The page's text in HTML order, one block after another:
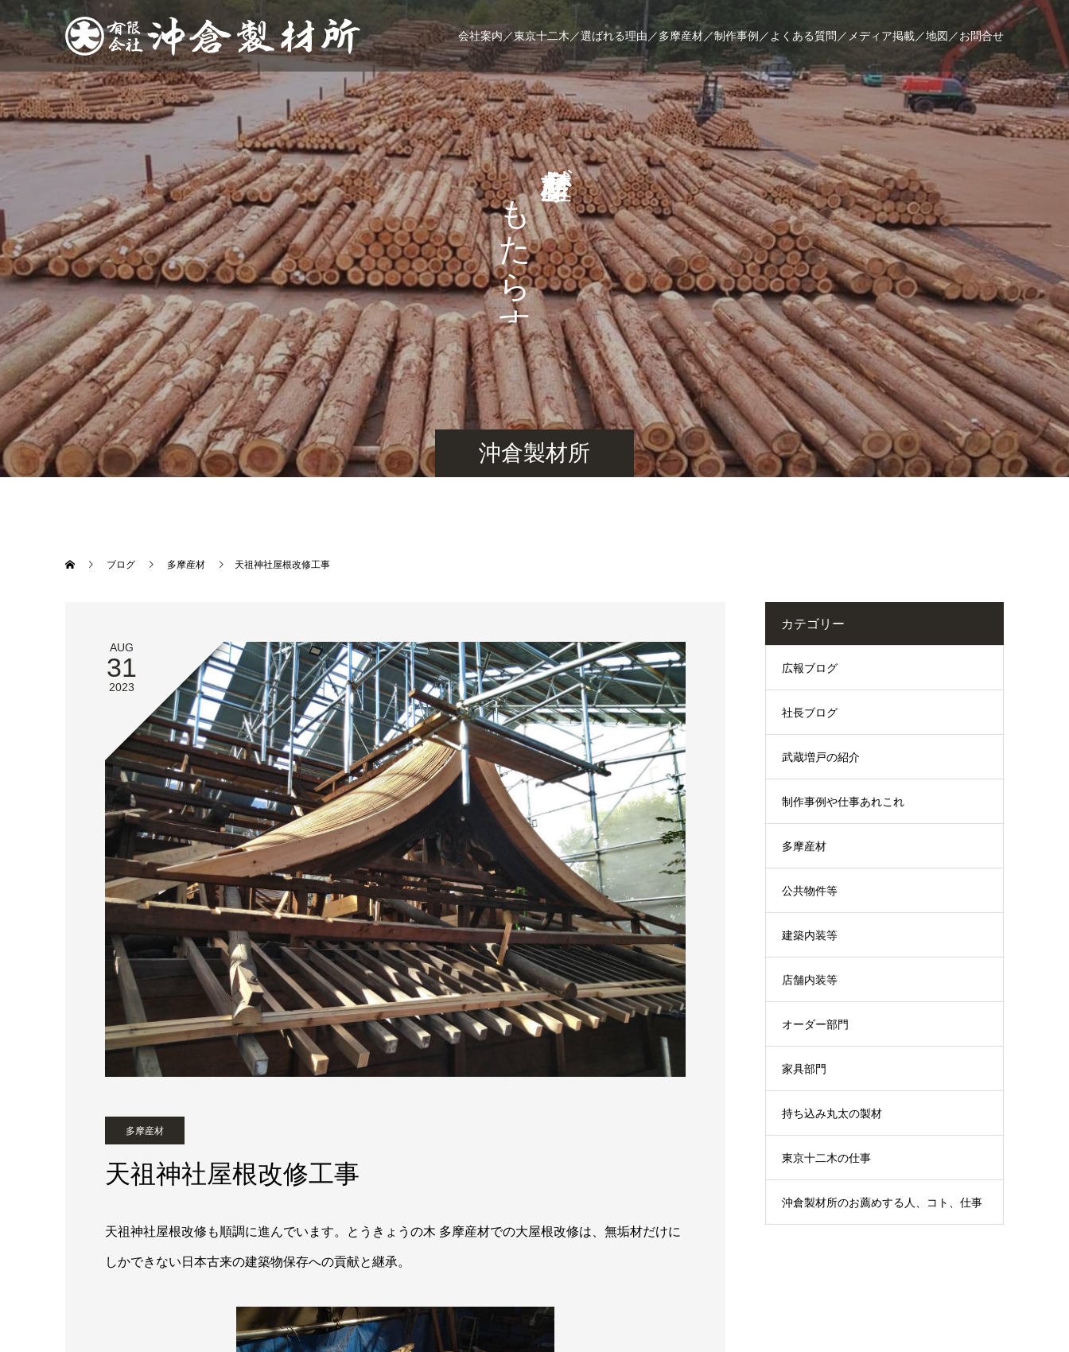
会社案内／東京十二木／選ばれる理由／多摩産材／制作事例／よくある質問／ メディア掲載／地図／お問合せ
沖倉製材所
が
も
た
ら
す
ブログ 多摩産材 天祖神社屋根改修工事
AUG
31
2023
多摩産材
天祖神社屋根改修工事
天祖神社屋根改修も順調に進んでいます。とうきょうの木 多摩産材での大屋根改修は、無垢材だけに
しかできない日本古来の建築物保存への貢献と継承。
カテゴリー
広報ブログ
社長ブログ
武蔵増戸の紹介
制作事例や仕事あれこれ
多摩産材
公共物件等
建築内装等
店舗内装等
オーダー部門
家具部門
持ち込み丸太の製材
東京十二木の仕事
沖倉製材所のお薦めする人、コト、仕事